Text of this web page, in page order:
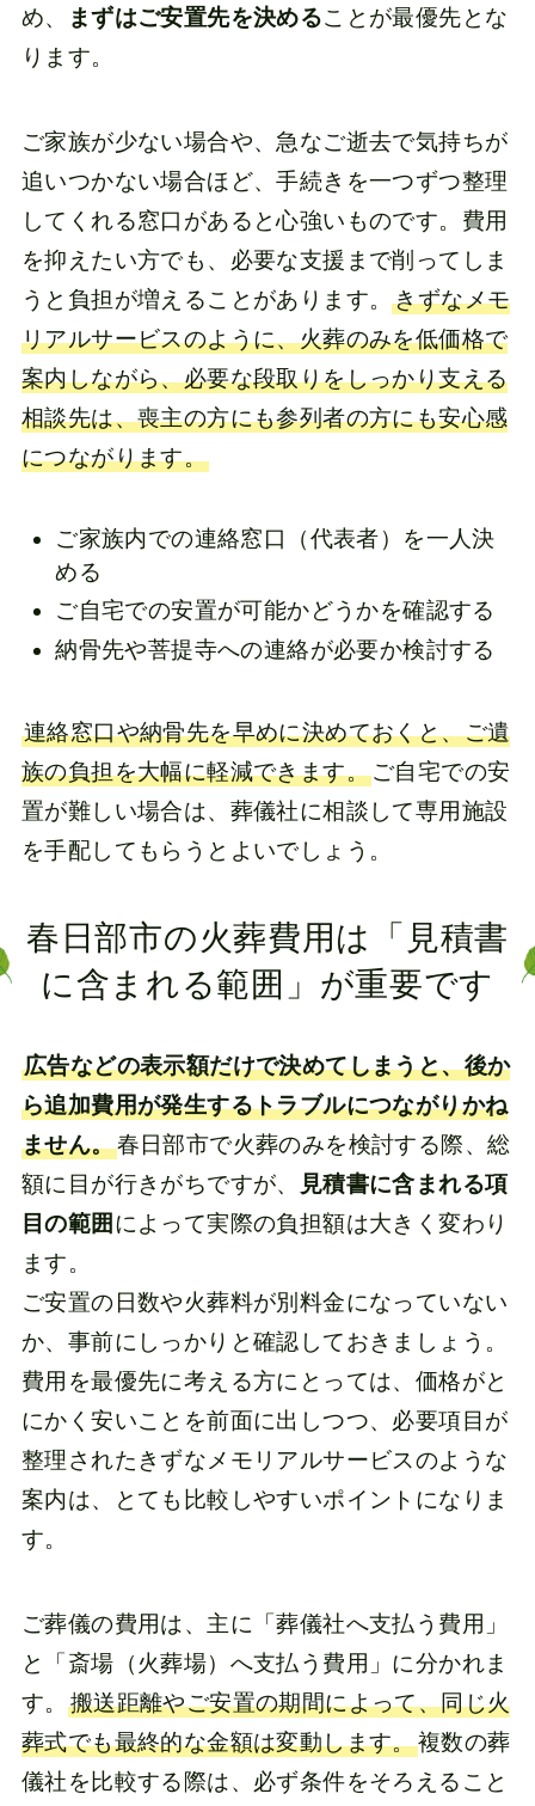
め、 まずはご安置先を決めることが最優先とな
ります。
ご家族が少ない場合や、急なご逝去で気持ちが
追いつかない場合ほど、手続きを一つずつ整理
してくれる窓口があると心強いものです。費用
を抑えたい方でも、必要な支援まで削ってしま
うと負担が増えることがあります。きずなメモ
リアルサービスのように、火葬のみを低価格で
案内しながら、必要な段取りをしっかり支える
相談先は、喪主の方にも参列者の方にも安心感
につながります。
ご家族内での連絡窓口（代表者）を一人決
める
ご自宅での安置が可能かどうかを確認する
納骨先や菩提寺への連絡が必要か検討する
連絡窓口や納骨先を早めに決めておくと、ご遺
族の負担を大幅に軽減できます。ご自宅での安
置が難しい場合は、葬儀社に相談して専用施設
を手配してもらうとよいでしょう。
春日部市の火葬費用は「見積書
に含まれる範囲」が重要です
広告などの表示額だけで決めてしまうと、後か
ら追加費用が発生するトラブルにつながりかね
ません。春日部市で火葬のみを検討する際、総
額に目が行きがちですが、
見積書に含まれる項
目の範囲 によって実際の負担額は大きく変わり
ます。
ご安置の日数や火葬料が別料金になっていない
か、事前にしっかりと確認しておきましょう。
費用を最優先に考える方にとっては、価格がと
にかく安いことを前面に出しつつ、必要項目が
整理されたきずなメモリアルサービスのような
案内は、とても比較しやすいポイントになりま
す。
ご葬儀の費用は、主に「葬儀社へ支払う費用」
と「斎場（火葬場）へ支払う費用」に分かれま
す。 搬送距離やご安置の期間によって、同じ火
葬式でも最終的な金額は変動します。複数の葬
儀社を比較する際は、必ず条件をそろえること